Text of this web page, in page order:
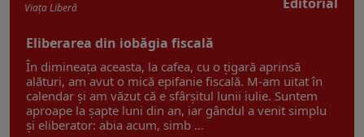
Viaţa Liberă
Eliberarea din iobăgia fiscală
În dimineața aceasta, la cafea, cu o țigară aprinsă
alături, am avut o mică epifanie fiscală. M-am uitat în
calendar și am văzut că e sfârșitul lunii iulie. Suntem
aproape la șapte luni din an, iar gândul a venit simplu
și eliberator: abia acum, simb ...